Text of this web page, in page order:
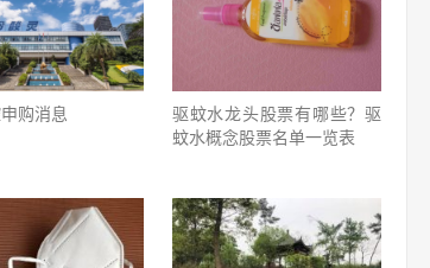
购消息
驱蚊水龙头股票有哪些？驱
蚊水概念股票名单一览表